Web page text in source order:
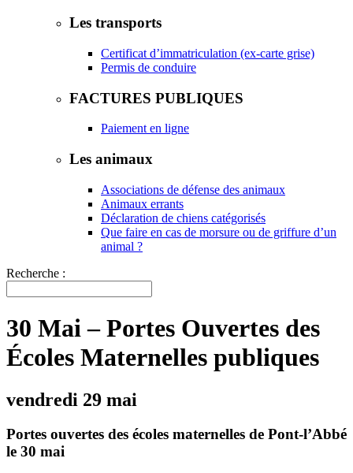
Les transports
Certificat d’immatriculation (ex-carte grise)
Permis de conduire
FACTURES PUBLIQUES
Paiement en ligne
Les animaux
Associations de défense des animaux
Animaux errants
Déclaration de chiens catégorisés
Que faire en cas de morsure ou de griffure d’un
animal ?
Recherche :
30 Mai – Portes Ouvertes des
Écoles Maternelles publiques
vendredi 29 mai
Portes ouvertes des écoles maternelles de Pont-l’Abbé
le 30 mai